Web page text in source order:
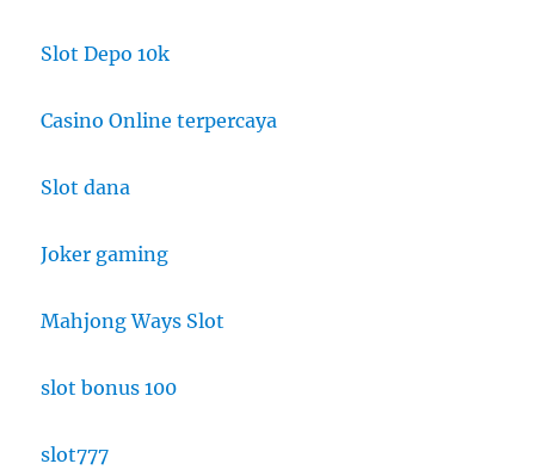
Slot Depo 10k
Casino Online terpercaya
Slot dana
Joker gaming
Mahjong Ways Slot
slot bonus 100
slot777